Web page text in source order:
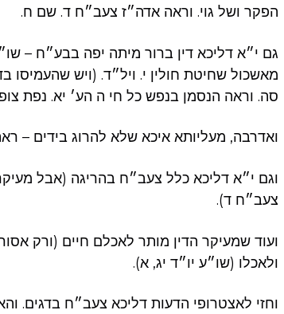
הפקר ושל גוי. וראה אדה״ז צעב״ח ד. שם ח.
גם י״א דליכא דין ברור מיתה יפה בבע״ח –
מאשכול שחיטת חולין י. ויל״ד. (ויש שהעמיסו
סה. וראה הנסמן בנפש כל חי ה הע׳ יא. נפת
ואדרבה, מעליותא איכא שלא להרוג בידים –
וגם י״א דליכא כלל צעב״ח בהריגה (אבל
צעב״ח ד).
ועוד שמעיקר הדין מותר לאכלם חיים (ורק
ולאכלו (שו״ע יו״ד יג, א).
וחזי לאצטרופי הדעות דליכא צעב״ח בדגים.